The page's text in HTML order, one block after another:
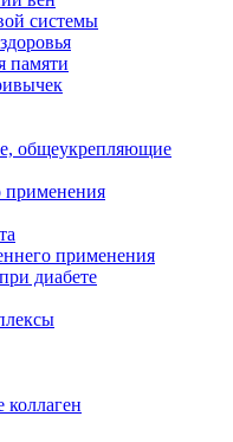
системы
памяти
общеукрепляющие
применения
применения
диабете